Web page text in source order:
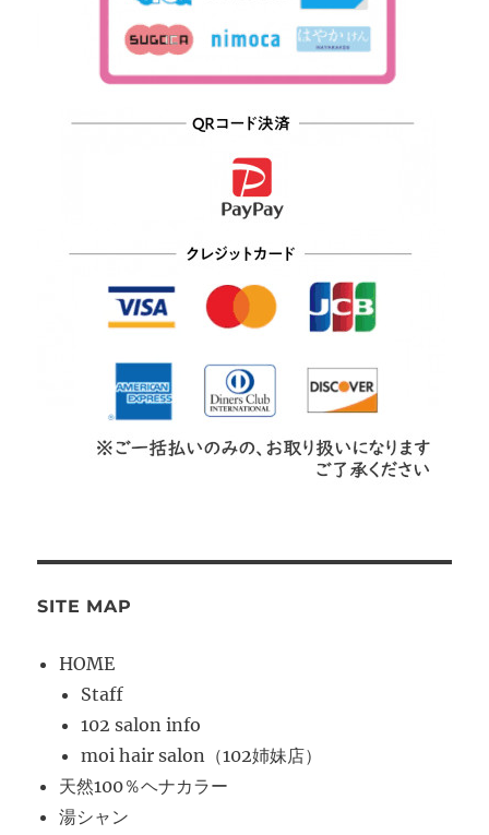
SITE MAP
HOME
Staff
102 salon info
moi hair salon（102姉妹店）
天然100％ヘナカラー
湯シャン